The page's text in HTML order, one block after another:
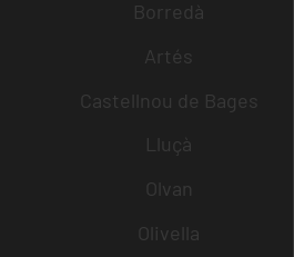
Borredà
Artés
Castellnou de Bages
Lluçà
Olvan
Olivella